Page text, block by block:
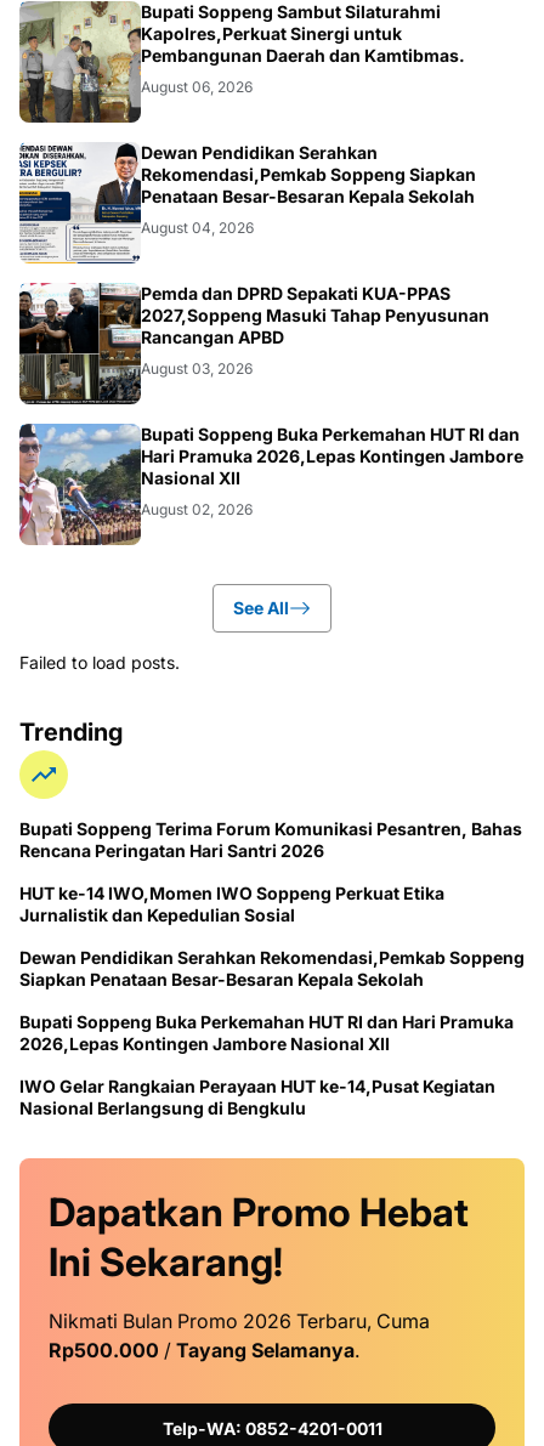
NEWS
Bupati Soppeng Sambut Silaturahmi
Kapolres,Perkuat Sinergi untuk
Pembangunan Daerah dan Kamtibmas.
August 06, 2026
NEWS
Dewan Pendidikan Serahkan
Rekomendasi,Pemkab Soppeng Siapkan
Penataan Besar-Besaran Kepala Sekolah
August 04, 2026
NEWS
Pemda dan DPRD Sepakati KUA-PPAS
2027,Soppeng Masuki Tahap Penyusunan
Rancangan APBD
August 03, 2026
NEWS
Bupati Soppeng Buka Perkemahan HUT RI dan
Hari Pramuka 2026,Lepas Kontingen Jambore
Nasional XII
August 02, 2026
See All
Failed to load posts.
Trending
Bupati Soppeng Terima Forum Komunikasi Pesantren, Bahas
Rencana Peringatan Hari Santri 2026
HUT ke-14 IWO,Momen IWO Soppeng Perkuat Etika
Jurnalistik dan Kepedulian Sosial
Dewan Pendidikan Serahkan Rekomendasi,Pemkab Soppeng
Siapkan Penataan Besar-Besaran Kepala Sekolah
Bupati Soppeng Buka Perkemahan HUT RI dan Hari Pramuka
2026,Lepas Kontingen Jambore Nasional XII
IWO Gelar Rangkaian Perayaan HUT ke-14,Pusat Kegiatan
Nasional Berlangsung di Bengkulu
Dapatkan Promo Hebat
Ini Sekarang!
Nikmati Bulan Promo 2026 Terbaru, Cuma
Rp500.000 / Tayang Selamanya.
Telp-WA: 0852-4201-0011